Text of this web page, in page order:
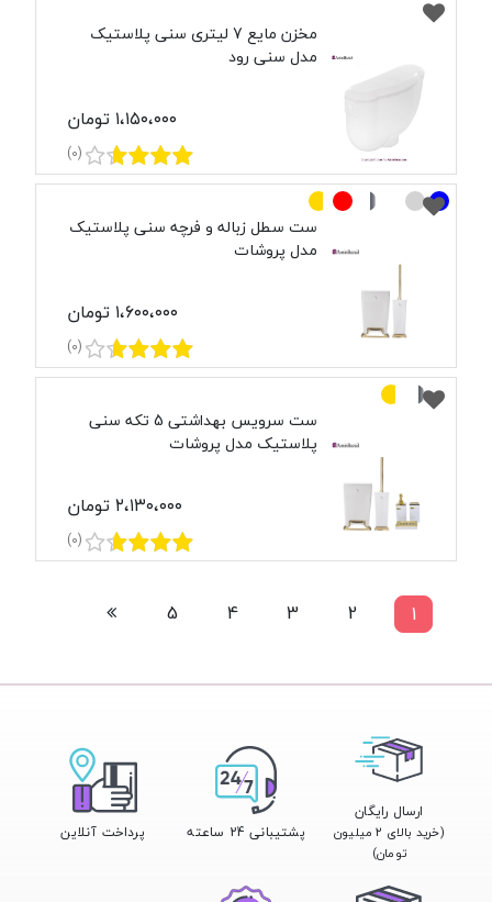
مخزن مایع 7 لیتری سنی پلاستیک
مدل سنی رود
۱،۱۵۰،۰۰۰ تومان
(0)
ست سطل زباله و فرچه سنی پلاستیک
مدل پروشات
۱،۶۰۰،۰۰۰ تومان
(0)
ست سرویس بهداشتی 5 تکه سنی
پلاستیک مدل پروشات
۲،۱۳۰،۰۰۰ تومان
(0)
1
2
3
4
5
ارسال رایگان
(خرید بالای ۲ میلیون
تومان)
پشتیبانی 24 ساعته پرداخت آنلاین